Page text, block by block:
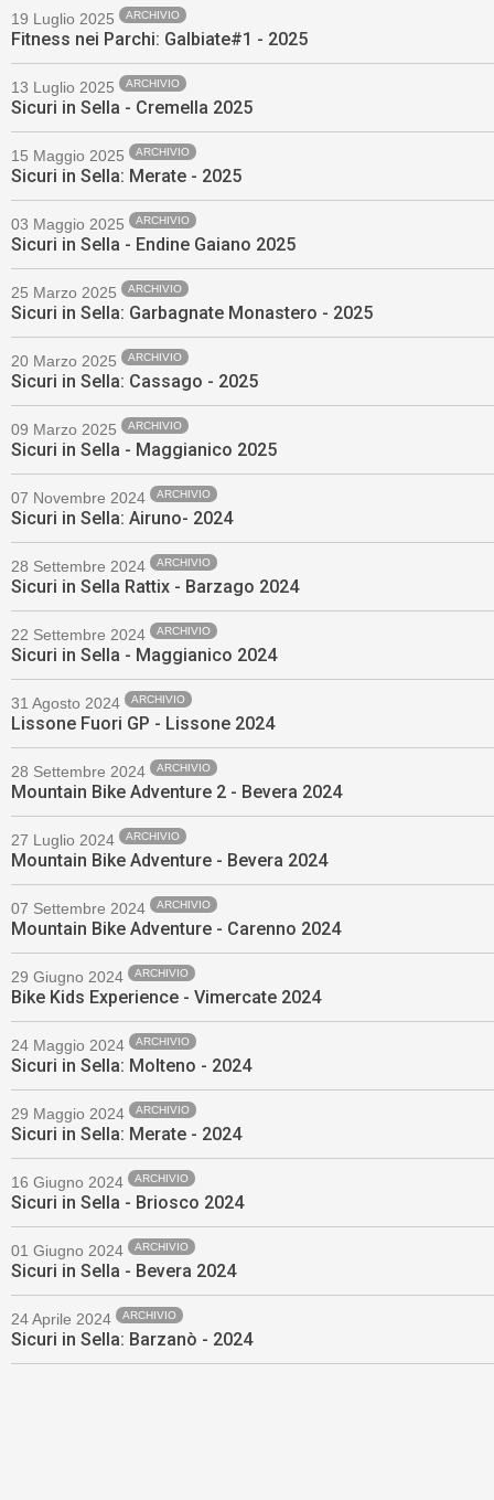
19 Luglio 2025 ARCHIVIO
Fitness nei Parchi: Galbiate#1 - 2025
13 Luglio 2025 ARCHIVIO
Sicuri in Sella - Cremella 2025
15 Maggio 2025 ARCHIVIO
Sicuri in Sella: Merate - 2025
03 Maggio 2025 ARCHIVIO
Sicuri in Sella - Endine Gaiano 2025
25 Marzo 2025 ARCHIVIO
Sicuri in Sella: Garbagnate Monastero - 2025
20 Marzo 2025 ARCHIVIO
Sicuri in Sella: Cassago - 2025
09 Marzo 2025 ARCHIVIO
Sicuri in Sella - Maggianico 2025
07 Novembre 2024 ARCHIVIO
Sicuri in Sella: Airuno- 2024
28 Settembre 2024 ARCHIVIO
Sicuri in Sella Rattix - Barzago 2024
22 Settembre 2024 ARCHIVIO
Sicuri in Sella - Maggianico 2024
31 Agosto 2024 ARCHIVIO
Lissone Fuori GP - Lissone 2024
28 Settembre 2024 ARCHIVIO
Mountain Bike Adventure 2 - Bevera 2024
27 Luglio 2024 ARCHIVIO
Mountain Bike Adventure - Bevera 2024
07 Settembre 2024 ARCHIVIO
Mountain Bike Adventure - Carenno 2024
29 Giugno 2024 ARCHIVIO
Bike Kids Experience - Vimercate 2024
24 Maggio 2024 ARCHIVIO
Sicuri in Sella: Molteno - 2024
29 Maggio 2024 ARCHIVIO
Sicuri in Sella: Merate - 2024
16 Giugno 2024 ARCHIVIO
Sicuri in Sella - Briosco 2024
01 Giugno 2024 ARCHIVIO
Sicuri in Sella - Bevera 2024
24 Aprile 2024 ARCHIVIO
Sicuri in Sella: Barzanò - 2024